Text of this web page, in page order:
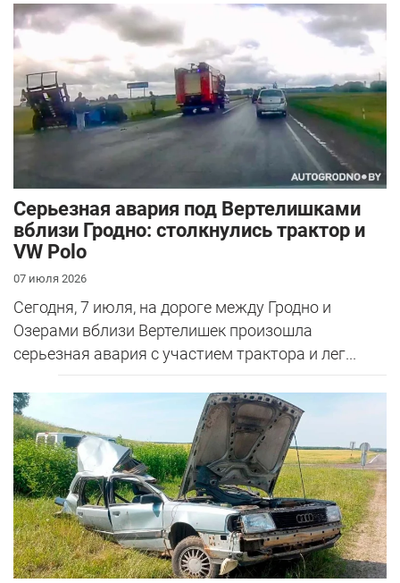
Серьезная авария под Вертелишками
вблизи Гродно: столкнулись трактор и
VW Polo
07 июля 2026
Сегодня, 7 июля, на дороге между Гродно и
Озерами вблизи Вертелишек произошла
серьезная авария с участием трактора и лег...